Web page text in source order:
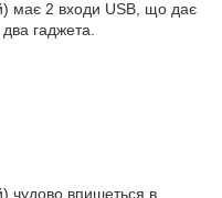
має 2 входи USB, що дає
гаджета.
чудово впишеться в